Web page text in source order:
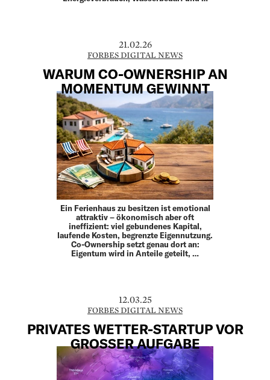
21.02.26
FORBES DIGITAL NEWS
WARUM CO-OWNERSHIP AN
MOMENTUM GEWINNT
Ein Ferienhaus zu besitzen ist emotional
attraktiv – ökonomisch aber oft
ineffizient: viel gebundenes Kapital,
laufende Kosten, begrenzte Eigennutzung.
Co-Ownership setzt genau dort an:
Eigentum wird in Anteile geteilt, …
12.03.25
FORBES DIGITAL NEWS
PRIVATES WETTER-STARTUP VOR
GROSSER AUFGABE